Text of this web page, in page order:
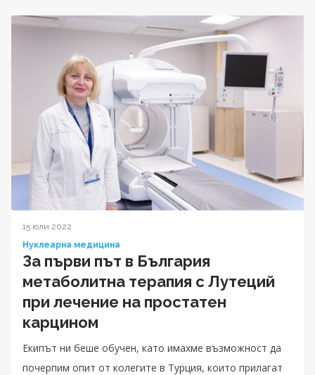
15 юли 2022
Нуклеарна медицина
За първи път в България
метаболитна терапия с Лутеций
при лечение на простатен
карцином
Екипът ни беше обучен, като имахме възможност да
почерпим опит от колегите в Турция, които прилагат